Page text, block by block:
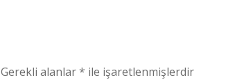
Gerekli alanlar* ile işaretlenmişlerdir